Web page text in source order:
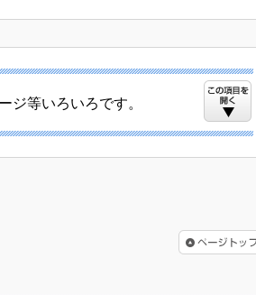
ジ等いろいろです。